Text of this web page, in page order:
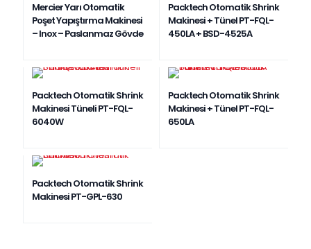
Mercier Yarı Otomatik
Poşet Yapıştırma Makinesi
– Inox – Paslanmaz Gövde
Packtech Otomatik Shrink
Makinesi + Tünel PT-FQL-
450LA + BSD-4525A
Packtech Otomatik Shrink
Makinesi Tüneli PT-FQL-
6040W
Packtech Otomatik Shrink
Makinesi + Tünel PT-FQL-
650LA
Packtech Otomatik Shrink
Makinesi PT-GPL-630